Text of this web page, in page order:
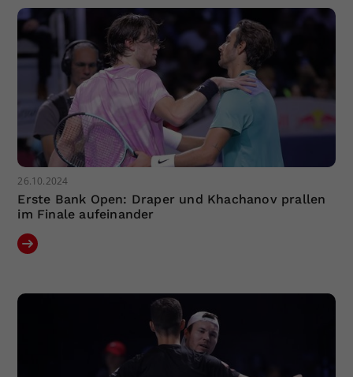
26.10.2024
Erste Bank Open: Draper und Khachanov prallen
im Finale aufeinander